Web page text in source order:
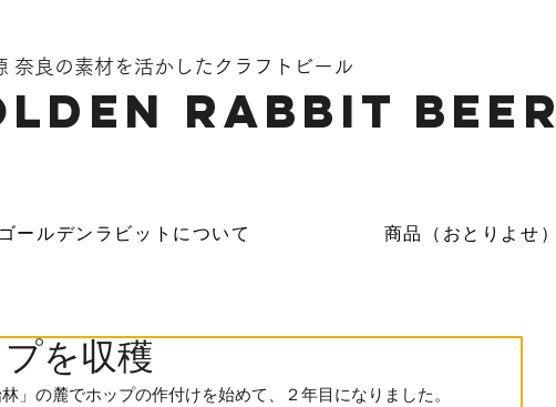
奈良の素材を活かしたクラフトビール
Rabbit Beer
ゴールデンラビットについて 商品（おとりよせ）
を収穫
」の麓でホップの作付けを始めて、２年目になりました。